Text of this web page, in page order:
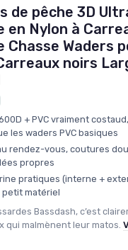
de pêche 3D
en Nylon à
Chasse Waders
noirs
+ PVC vraiment
les waders PVC basiques
rendez-vous, coutures
propres
pratiques (interne +
petit matériel
Bassdash, c’est
qui malmènent leur matos.